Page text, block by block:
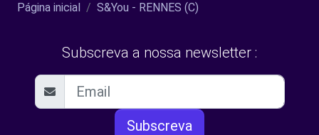
Página inicial S&You - RENNES (C)
Subscreva a nossa newsletter :
Subscreva